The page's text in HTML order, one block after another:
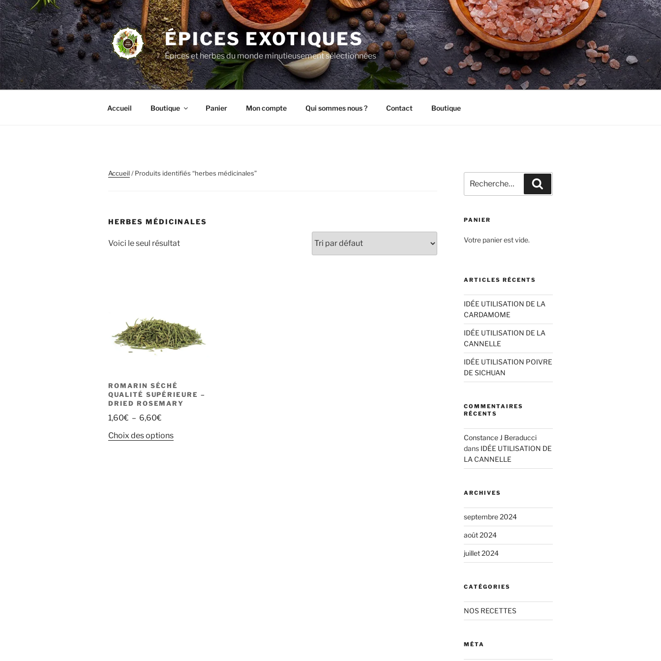
Aller
au
contenu
principal
ÉPICES EXOTIQUES
Épices et herbes du monde minutieusement sélectionnées
Accueil Boutique Panier Mon compte Qui sommes nous ? Contact Boutique
Accueil/ Produits identifiés “herbes médicinales”
HERBES MÉDICINALES
Voici le seul résultat
ROMARIN SÉCHÉ
QUALITÉ SUPÉRIEURE –
DRIED ROSEMARY
1,60€ – 6,60€
prix :
Choix des optionsCe
pour
:
PANIER
Votre panier est vide.
ARTICLES RÉCENTS
IDÉE UTILISATION DE LA
CARDAMOME
IDÉE UTILISATION DE LA
CANNELLE
IDÉE UTILISATION POIVRE
DE SICHUAN
COMMENTAIRES
RÉCENTS
Constance J Beraducci
dans IDÉE UTILISATION DE
LA CANNELLE
ARCHIVES
septembre 2024
août 2024
juillet 2024
CATÉGORIES
NOS RECETTES
MÉTA